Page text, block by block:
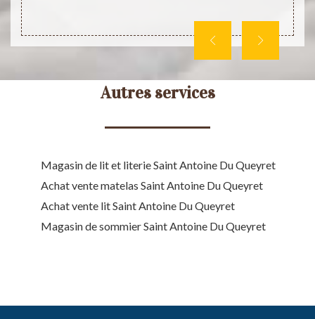
Autres services
Magasin de lit et literie Saint Antoine Du Queyret
Achat vente matelas Saint Antoine Du Queyret
Achat vente lit Saint Antoine Du Queyret
Magasin de sommier Saint Antoine Du Queyret